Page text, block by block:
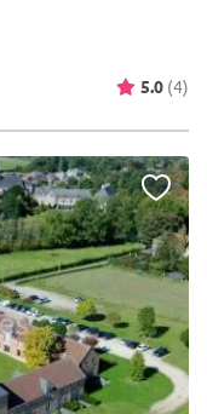
5.0 (4)